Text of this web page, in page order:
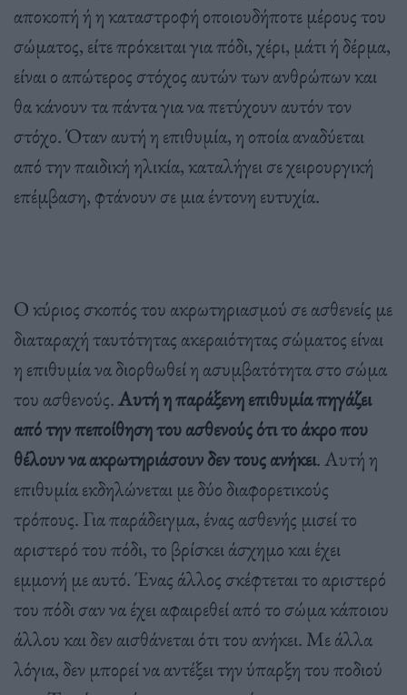
αποκοπή ή η καταστροφή οποιουδήποτε μέρους του
σώματος, είτε πρόκειται για πόδι, χέρι, μάτι ή δέρμα,
είναι ο απώτερος στόχος αυτών των ανθρώπων και
θα κάνουν τα πάντα για να πετύχουν αυτόν τον
στόχο. Όταν αυτή η επιθυμία, η οποία αναδύεται
από την παιδική ηλικία, καταλήγει σε χειρουργική
επέμβαση, φτάνουν σε μια έντονη ευτυχία.
Ο κύριος σκοπός του ακρωτηριασμού σε ασθενείς με
διαταραχή ταυτότητας ακεραιότητας σώματος είναι
η επιθυμία να διορθωθεί η ασυμβατότητα στο σώμα
του ασθενούς.Αυτή η παράξενη επιθυμία πηγάζει
από την πεποίθηση του ασθενούς ότι το άκρο που
θέλουν να ακρωτηριάσουν δεν τους ανήκει. Αυτή η
επιθυμία εκδηλώνεται με δύο διαφορετικούς
τρόπους. Για παράδειγμα, ένας ασθενής μισεί το
αριστερό του πόδι, το βρίσκει άσχημο και έχει
εμμονή με αυτό. Ένας άλλος σκέφτεται το αριστερό
του πόδι σαν να έχει αφαιρεθεί από το σώμα κάποιου
άλλου και δεν αισθάνεται ότι του ανήκει. Με άλλα
λόγια, δεν μπορεί να αντέξει την ύπαρξη του ποδιού